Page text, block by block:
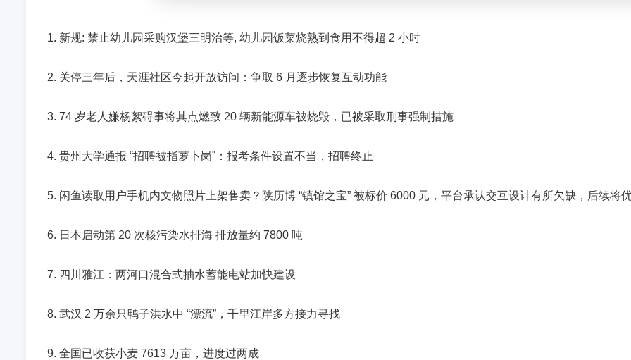
1. 新规: 禁止幼儿园采购汉堡三明治等, 幼儿园饭菜烧熟到食用不得超 2 小时
2. 关停三年后，天涯社区今起开放访问：争取 6 月逐步恢复互动功能
3. 74 岁老人嫌杨絮碍事将其点燃致 20 辆新能源车被烧毁，已被采取刑事强制措施
4. 贵州大学通报 “招聘被指萝卜岗”：报考条件设置不当，招聘终止
5. 闲鱼读取用户手机内文物照片上架售卖？陕历博 “镇馆之宝” 被标价 6000 元，平台承认交互设计有所欠缺，后续将
6. 日本启动第 20 次核污染水排海 排放量约 7800 吨
7. 四川雅江：两河口混合式抽水蓄能电站加快建设
8. 武汉 2 万余只鸭子洪水中 “漂流”，千里江岸多方接力寻找
9. 全国已收获小麦 7613 万亩，进度过两成